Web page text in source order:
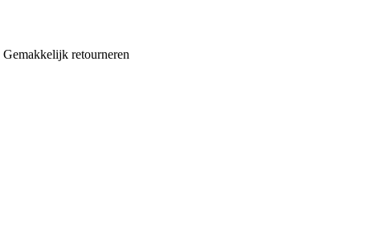
Gemakkelijk retourneren